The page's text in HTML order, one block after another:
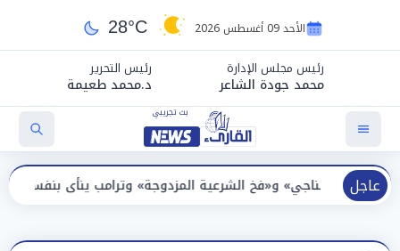
الأحد 09 أغسطس 2026 28°C
رئيس مجلس الإدارة
محمد جودة الشاعر
رئيس التحرير
د.محمد طعيمة
عاجل
الشرعية المزدوجة» وترامب ينأى بنفسه وحليفه في «ميتم